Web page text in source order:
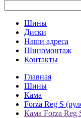
Шины
Диски
Наши адреса
Шиномонтаж
Контакты
Главная
Шины
Кама
Forza Reg S
Кама Forza Reg